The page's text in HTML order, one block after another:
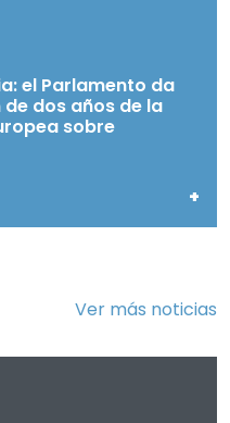
el Parlamento da
dos años de la
sobre
+
Ver más noticias